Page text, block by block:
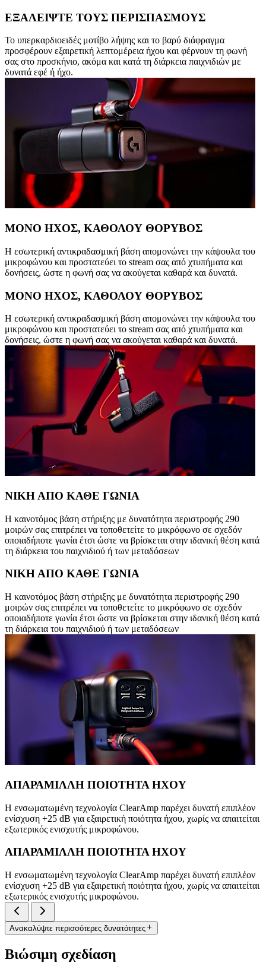
ΕΞΑΛΕΙΨΤΕ ΤΟΥΣ ΠΕΡΙΣΠΑΣΜΟΥΣ
Το υπερκαρδιοειδές μοτίβο λήψης και το βαρύ διάφραγμα
προσφέρουν εξαιρετική λεπτομέρεια ήχου και φέρνουν τη φωνή
σας στο προσκήνιο, ακόμα και κατά τη διάρκεια παιχνιδιών με
δυνατά εφέ ή ήχο.
ΜΟΝΟ ΗΧΟΣ, ΚΑΘΟΛΟΥ ΘΟΡΥΒΟΣ
Η εσωτερική αντικραδασμική βάση απομονώνει την κάψουλα του
μικροφώνου και προστατεύει το stream σας από χτυπήματα και
δονήσεις, ώστε η φωνή σας να ακούγεται καθαρά και δυνατά.
ΜΟΝΟ ΗΧΟΣ, ΚΑΘΟΛΟΥ ΘΟΡΥΒΟΣ
Η εσωτερική αντικραδασμική βάση απομονώνει την κάψουλα του
μικροφώνου και προστατεύει το stream σας από χτυπήματα και
δονήσεις, ώστε η φωνή σας να ακούγεται καθαρά και δυνατά.
ΝΙΚΗ ΑΠΟ ΚΑΘΕ ΓΩΝΙΑ
Η καινοτόμος βάση στήριξης με δυνατότητα περιστροφής 290
μοιρών σας επιτρέπει να τοποθετείτε το μικρόφωνο σε σχεδόν
οποιαδήποτε γωνία έτσι ώστε να βρίσκεται στην ιδανική θέση κατά
τη διάρκεια του παιχνιδιού ή των μεταδόσεων
ΝΙΚΗ ΑΠΟ ΚΑΘΕ ΓΩΝΙΑ
Η καινοτόμος βάση στήριξης με δυνατότητα περιστροφής 290
μοιρών σας επιτρέπει να τοποθετείτε το μικρόφωνο σε σχεδόν
οποιαδήποτε γωνία έτσι ώστε να βρίσκεται στην ιδανική θέση κατά
τη διάρκεια του παιχνιδιού ή των μεταδόσεων
ΑΠΑΡΑΜΙΛΛΗ ΠΟΙΟΤΗΤΑ ΗΧΟΥ
Η ενσωματωμένη τεχνολογία ClearAmp παρέχει δυνατή επιπλέον
ενίσχυση +25 dB για εξαιρετική ποιότητα ήχου, χωρίς να απαιτείται
εξωτερικός ενισχυτής μικροφώνου.
ΑΠΑΡΑΜΙΛΛΗ ΠΟΙΟΤΗΤΑ ΗΧΟΥ
Η ενσωματωμένη τεχνολογία ClearAmp παρέχει δυνατή επιπλέον
ενίσχυση +25 dB για εξαιρετική ποιότητα ήχου, χωρίς να απαιτείται
εξωτερικός ενισχυτής μικροφώνου.
Ανακαλύψτε περισσότερες δυνατότητες
Βιώσιμη σχεδίαση